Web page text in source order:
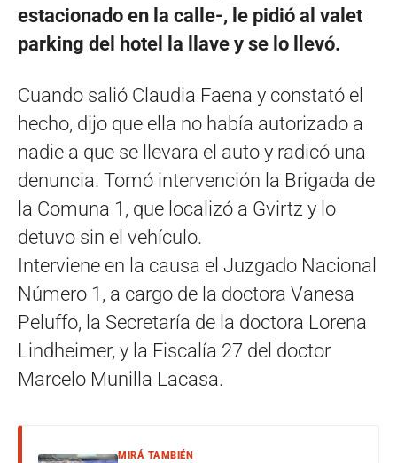
estacionado en la calle-, le pidió al valet
parking del hotel la llave y se lo llevó.
Cuando salió Claudia Faena y constató el
hecho, dijo que ella no había autorizado a
nadie a que se llevara el auto y radicó una
denuncia. Tomó intervención la Brigada de
la Comuna 1, que localizó a Gvirtz y lo
detuvo sin el vehículo.
Interviene en la causa el Juzgado Nacional
Número 1, a cargo de la doctora Vanesa
Peluffo, la Secretaría de la doctora Lorena
Lindheimer, y la Fiscalía 27 del doctor
Marcelo Munilla Lacasa.
MIRÁ TAMBIÉN